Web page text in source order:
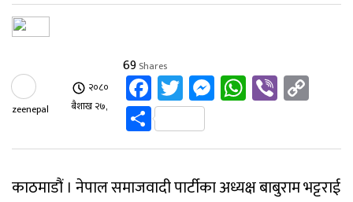
zeenepal
२०८०
बैशाख २७,
69 Shares
Facebook
Twitter
Messenger
Viber
Link
Share
काठमाडौं । नेपाल समाजवादी पार्टीका अध्यक्ष बाबुराम भट्टराई